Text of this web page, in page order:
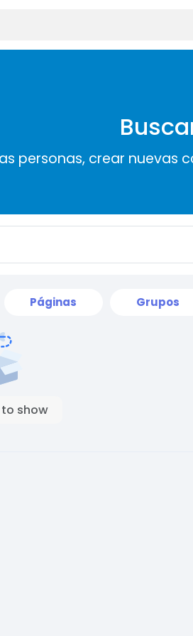
personas, crear nuevas
Páginas Grupos
show